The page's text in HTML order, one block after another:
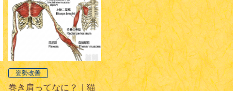
姿勢改善
巻き肩ってなに？｜猫